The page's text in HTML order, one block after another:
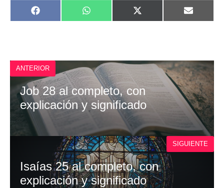
COMPARTIR
EN
F
A
O
K
COMPARTIR
EN
W
H
P
P
COMPARTIR
EN
X
(
T
)
EN
E
M
ANTERIOR
Job 28 al completo, con
explicación y significado
Isaías 25 al completo, con
explicación y significado
SIGUIENTE